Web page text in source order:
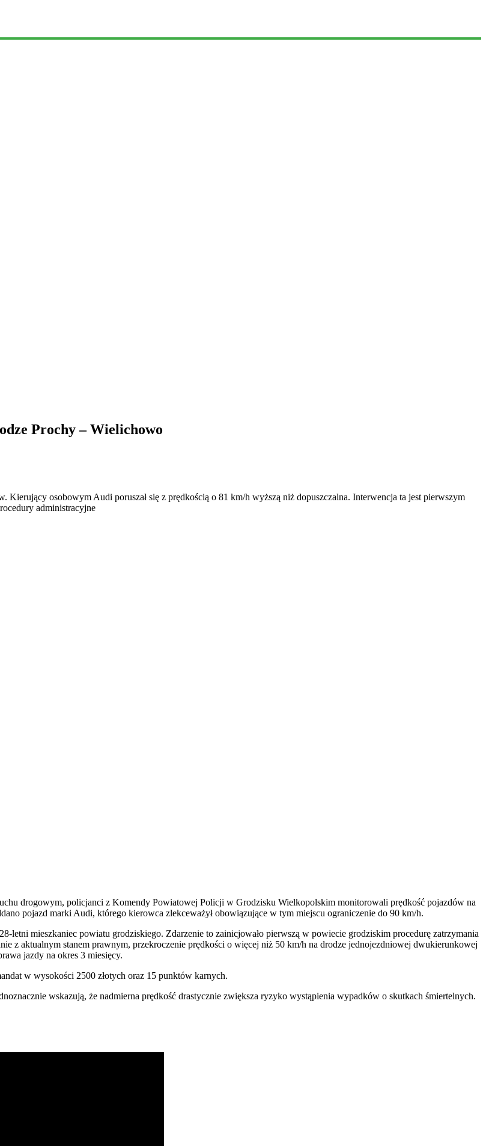
Prochy – Wielichowo
osobowym Audi poruszał się z prędkością o 81 km/h wyższą niż dopuszczalna. Interwencja ta jest pierwszym
administracyjne
drogowym, policjanci z Komendy Powiatowej Policji w Grodzisku Wielkopolskim monitorowali prędkość pojazdów na
pojazd marki Audi, którego kierowca zlekceważył obowiązujące w tym miejscu ograniczenie do 90 km/h.
letni mieszkaniec powiatu grodziskiego. Zdarzenie to zainicjowało pierwszą w powiecie grodziskim procedurę zatrzymania
z aktualnym stanem prawnym, przekroczenie prędkości o więcej niż 50 km/h na drodze jednojezdniowej dwukierunkowej
jazdy na okres 3 miesięcy.
w wysokości 2500 złotych oraz 15 punktów karnych.
wskazują, że nadmierna prędkość drastycznie zwiększa ryzyko wystąpienia wypadków o skutkach śmiertelnych.